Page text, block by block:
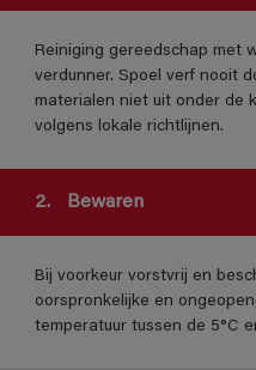
Reiniging gereedschap met
verdunner. Spoel verf nooit
materialen niet uit onder de
volgens lokale richtlijnen.
2. Bewaren
Bij voorkeur vorstvrij en
oorspronkelijke en
temperatuur tussen de 5°C